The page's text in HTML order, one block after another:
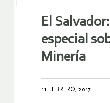
El
especial
Minería
11 FEBRERO, 2017